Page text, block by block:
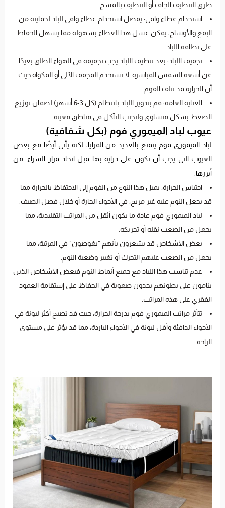
طرق التنظيف الجاف أو التنظيف بالمسح.
استخدام غطاء واقي: يفضل استخدام غطاء واقي للباد لحمايته من
البقع والأوساخ، يمكن غسل هذا الغطاء بسهولة مما يسهل الحفاظ
على نظافة اللباد.
تجفيف اللباد: بعد تنظيف اللباد يجب تجفيفه في الهواء الطلق بعيدًا
عن أشعة الشمس المباشرة. لا تستخدم المجفف الآلي أو المكواة حيث
أن الحرارة قد تتلف الفوم.
العناية العامة: قم بتدوير اللباد بانتظام (كل 3-6 أشهر) لضمان توزيع
الضغط بشكل متساوي ولتجنب التآكل في مناطق معينة.
عيوب لباد الميموري فوم (بكل شفافية)
لباد الميموري فوم يتمتع بالعديد من المزايا، لكنه يأتي أيضًا مع بعض
العيوب التي يجب أن تكون على دراية بها قبل اتخاذ قرار الشراء. من
أبرزها:
احتباس الحرارة، يميل هذا النوع من الفوم إلى الاحتفاظ بالحرارة مما
قد يجعل النوم عليه غير مريح، في الأجواء الحارة أو خلال فصل الصيف.
لباد الميموري فوم عادة ما يكون أثقل من المراتب التقليدية، مما
يجعل من الصعب نقله أو تحريكه.
بعض الأشخاص قد يشعرون بأنهم "يغوصون" في المرتبة، مما
يجعل من الصعب عليهم التحرك أو تغيير وضعية النوم.
عدم تناسب هذا اللباد مع جميع أنماط النوم فبعض الاشخاص الذين
ينامون على بطونهم يجدون صعوبة في الحفاظ على إستقامة العمود
الفقري على هذه المراتب.
تتأثر مراتب الميموري فوم بدرجة الحرارة، حيث قد تصبح أكثر ليونة في
الأجواء الدافئة وأقل ليونة في الأجواء الباردة، مما قد يؤثر على مستوى
الراحة.